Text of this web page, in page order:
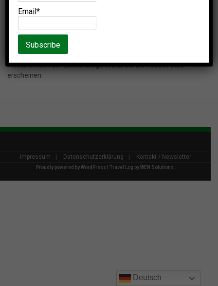
Nach dem klick auf “Lade mehr” dauert es evtl. auch nach
verschwinden der Ladeanzeige etwas bis die neuen Fotos
erscheinen.
Impressum Datenschutzerklärung Kontakt / Newsletter
Proudly powered byWordPress Travel Log byWEN Solutions
Deutsch
Email*